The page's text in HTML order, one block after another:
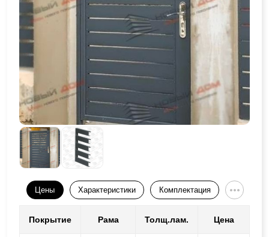
Цены Характеристики Комплектация
Покрытие Рама Толщ.лам. Цена